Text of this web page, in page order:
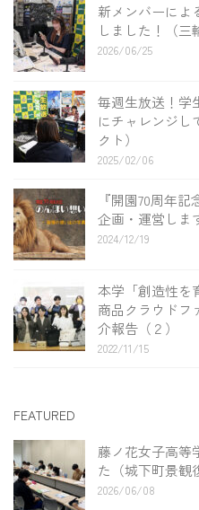
新メンバーによ
しました！（三
2026/06/25
毎週生放送！学
にチャレンジし
クト）
2025/02/06
『開園70周年
企画・運営しま
2024/12/19
本学「創造性を
商品クラウドフ
介報告（２）
2022/11/15
FEATURED
藤ノ花女子高等
た（城下町景観
2026/06/08